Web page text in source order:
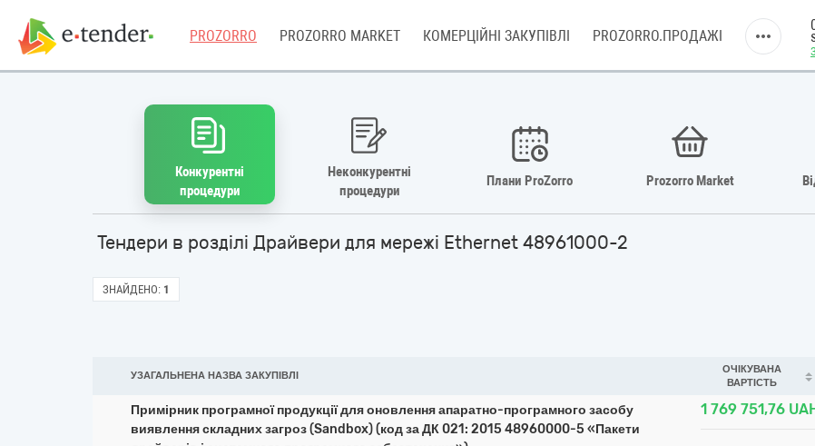
PROZORRO PROZORRO MARKET КОМЕРЦІЙНІ ЗАКУПІВЛІ PROZORRO.ПРОДАЖІ
Конкурентні
процедури
Неконкурентні
процедури
Плани ProZorro Prozorro Market
Тендери в розділі Драйвери для мережі Ethernet 48961000-2
ЗНАЙДЕНО: 1
УЗАГАЛЬНЕНА НАЗВА ЗАКУПІВЛІ
ОЧІКУВАНА
ВАРТІСТЬ
Примірник програмної продукції для оновлення апаратно-програмного засобу
виявлення складних загроз (Sandbox) (код за ДК 021: 2015 48960000-5 «Пакети
1 769 751,76